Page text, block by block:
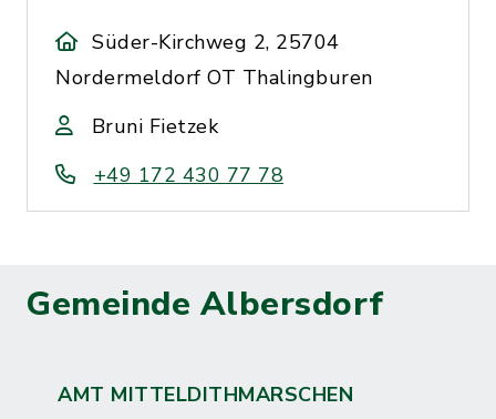
Süder-Kirchweg 2, 25704
Nordermeldorf OT Thalingburen
Bruni Fietzek
+49 172 430 77 78
Gemeinde Albersdorf
AMT MITTELDITHMARSCHEN